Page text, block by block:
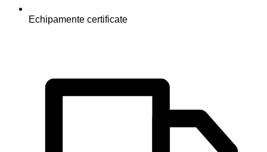
Echipamente certificate